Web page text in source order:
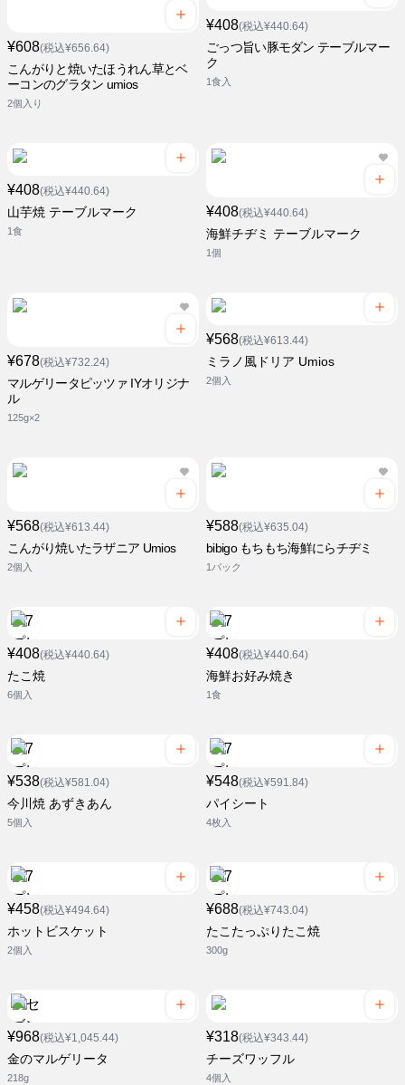
¥608(税込¥656.64)
こんがりと焼いたほうれん草とベ
ーコンのグラタン umios
2個入り
¥408(税込¥440.64)
ごっつ旨い豚モダン テーブルマー
ク
1食入
¥408(税込¥440.64)
山芋焼 テーブルマーク
1食
¥408(税込¥440.64)
海鮮チヂミ テーブルマーク
1個
¥678(税込¥732.24)
マルゲリータピッツァ IYオリジナ
ル
125g×2
¥568(税込¥613.44)
ミラノ風ドリア Umios
2個入
¥568(税込¥613.44)
こんがり焼いたラザニア Umios
2個入
¥588(税込¥635.04)
bibigo もちもち海鮮にらチヂミ
1パック
¥408(税込¥440.64)
たこ焼
6個入
¥408(税込¥440.64)
海鮮お好み焼き
1食
¥538(税込¥581.04)
今川焼 あずきあん
5個入
¥548(税込¥591.84)
パイシート
4枚入
¥458(税込¥494.64)
ホットビスケット
2個入
¥688(税込¥743.04)
たこたっぷりたこ焼
300g
¥968(税込¥1,045.44)
金のマルゲリータ
218g
¥318(税込¥343.44)
チーズワッフル
4個入